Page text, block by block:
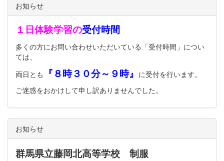
お知らせ
１日体験学習の受付時間
多くの方にお問い合わせいただいている「受付時間」につい
ては、
両日とも
『８時３０分～９時』 に受付を行います。
ご迷惑をおかけして申し訳ありませんでした。
お知らせ
群馬県立藤岡北高等学校 制服